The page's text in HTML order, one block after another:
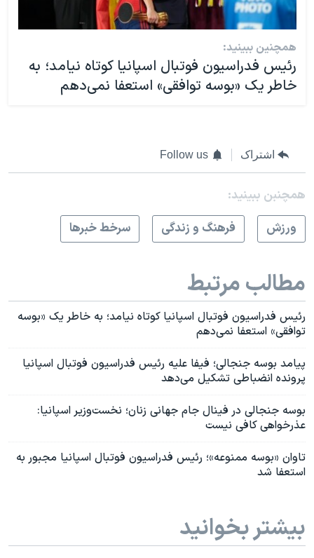
همچنین ببینید:
رئیس فدراسیون فوتبال اسپانیا کوتاه نیامد؛ به
خاطر یک «بوسه توافقی» استعفا نمی‌دهم
اشتراک Follow us
همچنبن ببینید:
ورزش
فرهنگ و زندگی سرخط خبرها
مطالب مرتبط
رئیس فدراسیون فوتبال اسپانیا کوتاه نیامد؛ به خاطر یک «بوسه
توافقی» استعفا نمی‌دهم
پیامد بوسه جنجالی؛ فیفا علیه رئیس فدراسیون فوتبال اسپانیا
پرونده انضباطی تشکیل می‌دهد
بوسه جنجالی در فینال جام جهانی زنان؛ نخست‌وزیر اسپانیا:
عذرخواهی کافی نیست
تاوان «بوسه ممنوعه»؛ رئیس فدراسیون فوتبال اسپانیا مجبور به
استعفا شد
بیشتر بخوانید